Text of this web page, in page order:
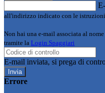
all'indirizzo indicato con le istruzioni
Non hai una e-mail associata al
tramite la Login Spaggiari
E-mail inviata, si prega di
Errore